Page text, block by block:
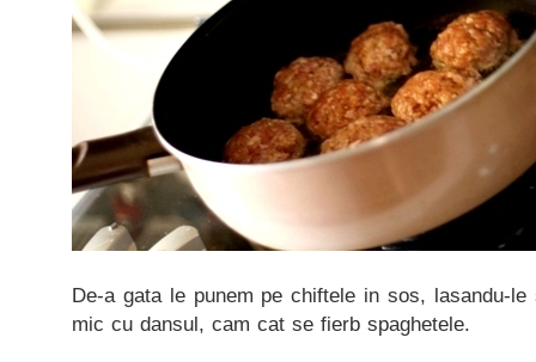
De-a gata le punem pe chiftele in sos, lasandu-
mic cu dansul, cam cat se fierb spaghetele.